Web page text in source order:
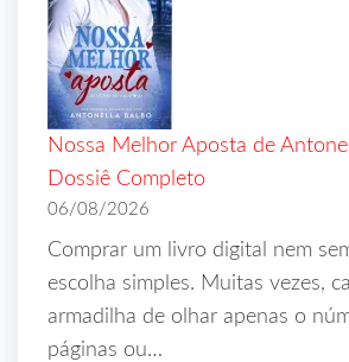
Nossa Melhor Aposta de
Dossiê Completo
06/08/2026
Comprar um livro digital nem
escolha simples. Muitas vezes,
armadilha de olhar apenas o
páginas ou…